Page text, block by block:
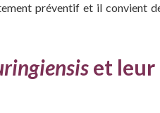
préventif et il convient
et leur